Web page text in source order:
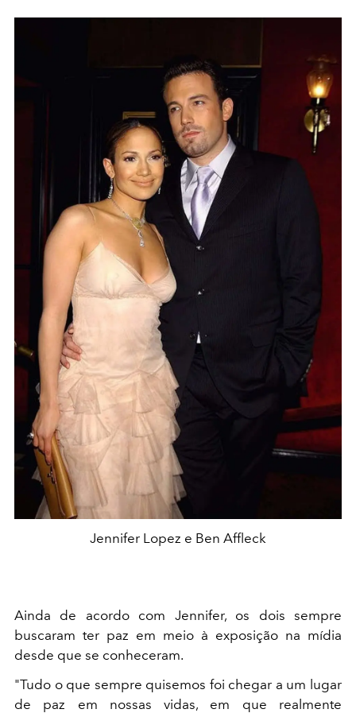
Jennifer Lopez e Ben Affleck
Ainda de acordo com Jennifer, os dois sempre
buscaram ter paz em meio à exposição na mídia
desde que se conheceram.
"Tudo o que sempre quisemos foi chegar a um lugar
de paz em nossas vidas, em que realmente